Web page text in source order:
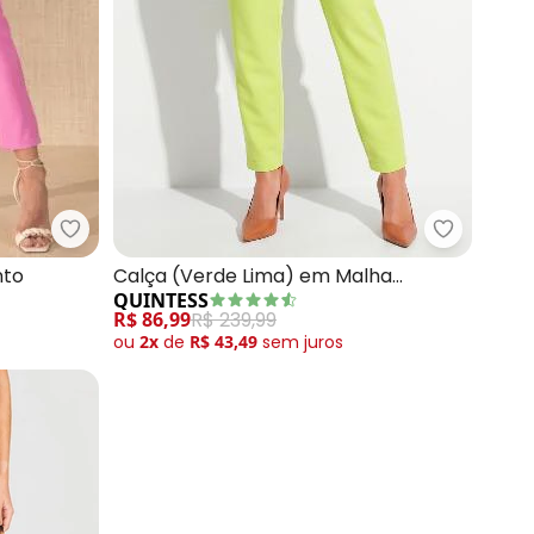
Quintess - Calça (Rosa) Social com CintoQuintess
Calça (Verde Lima) em Malha
Encorpada
QUINTESS
R$ 86,99R$ 239,99
ou 2x de R$ 43,49 sem juros